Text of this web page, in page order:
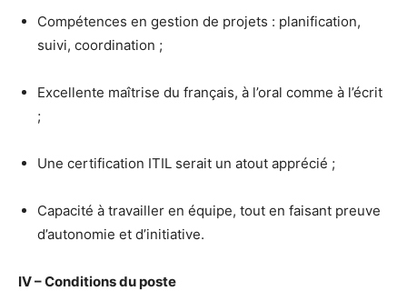
Compétences en gestion de projets : planification,
suivi, coordination ;
Excellente maîtrise du français, à l’oral comme à l’écrit
;
Une certification ITIL serait un atout apprécié ;
Capacité à travailler en équipe, tout en faisant preuve
d’autonomie et d’initiative.
IV – Conditions du poste